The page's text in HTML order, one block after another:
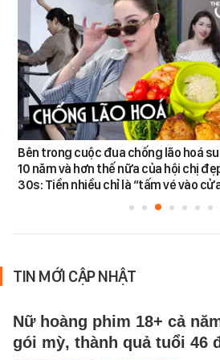
Bên trong cuộc đua chống lão hoá
10 năm và hơn thế nữa của hội chị
30s: Tiền nhiều chỉ là “tấm vé vào
TIN MỚI CẬP NHẬT
Nữ hoàng phim 18+ cả
gói mỳ, thành quả tuổi 46